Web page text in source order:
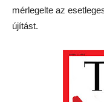
mérlegelte az
újítást.